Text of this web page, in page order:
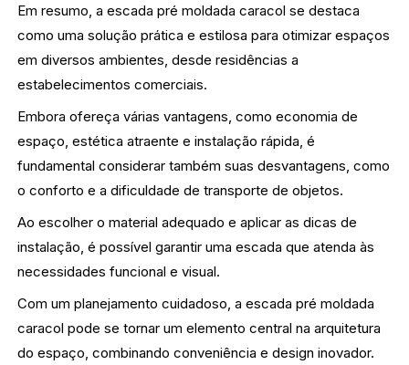
Em resumo, a escada pré moldada caracol se destaca
como uma solução prática e estilosa para otimizar espaços
em diversos ambientes, desde residências a
estabelecimentos comerciais.
Embora ofereça várias vantagens, como economia de
espaço, estética atraente e instalação rápida, é
fundamental considerar também suas desvantagens, como
o conforto e a dificuldade de transporte de objetos.
Ao escolher o material adequado e aplicar as dicas de
instalação, é possível garantir uma escada que atenda às
necessidades funcional e visual.
Com um planejamento cuidadoso, a escada pré moldada
caracol pode se tornar um elemento central na arquitetura
do espaço, combinando conveniência e design inovador.